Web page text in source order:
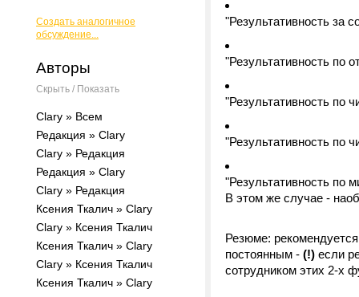
Создать аналогичное
обсуждение...
Авторы
Скрыть / Показать
Clary » Всем
Редакция » Clary
Clary » Редакция
Редакция » Clary
Clary » Редакция
Ксения Ткалич » Clary
Clary » Ксения Ткалич
Ксения Ткалич » Clary
Clary » Ксения Ткалич
Ксения Ткалич » Clary
"Результативность за
"Результативность по
"Результативность по
"Результативность по
"Результативность по
В этом же случае -
Резюме:
постоянным - (!) если
сотрудником этих 2-х